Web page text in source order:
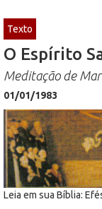
Texto
O Espírito
Meditação de
01/01/1983
Leia em sua Bíblia: